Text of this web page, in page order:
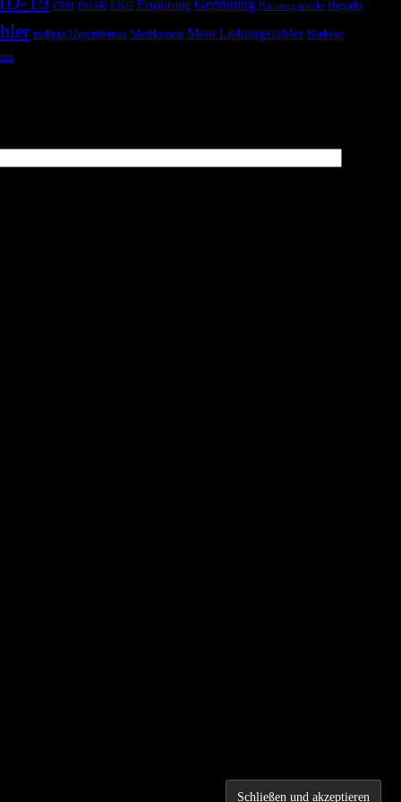
CRM DOAK EKG Ernährung Gerinnung Harnwegsinfekt Heparin
maligne Hyperthermie Medikament Mein Lieblingsfehler Narkose